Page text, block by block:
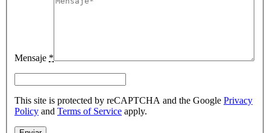
Mensaje *
This site is protected by reCAPTCHA and the Google Privacy
Policy and Terms of Service apply.